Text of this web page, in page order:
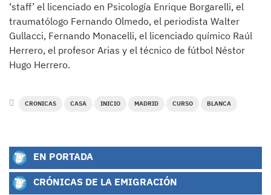
‘staff’ el licenciado en Psicología Enrique Borgarelli, el
traumatólogo Fernando Olmedo, el periodista Walter
Gullacci, Fernando Monacelli, el licenciado químico Raúl
Herrero, el profesor Arias y el técnico de fútbol Néstor
Hugo Herrero.
CRONICAS CASA INICIO MADRID CURSO BLANCA
EN PORTADA
CRÓNICAS DE LA EMIGRACIÓN